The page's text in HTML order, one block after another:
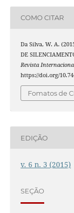
COMO CITAR
Da Silva, W. A.
DE
Revista
https://doi.org/
Fomatos de
EDIÇÃO
v. 6 n. 3 (2015)
SEÇÃO